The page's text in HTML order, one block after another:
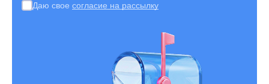
Даю свое согласие на рассылку